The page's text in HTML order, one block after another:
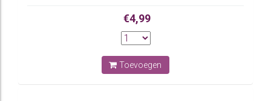
€4,99
Toevoegen